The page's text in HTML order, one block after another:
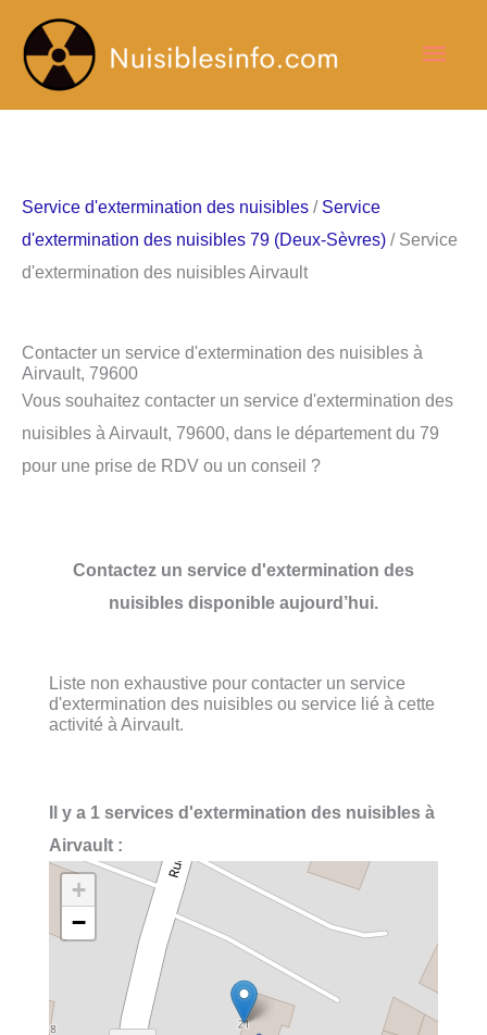
contenu
Service d'extermination des nuisibles / Service
d'extermination des nuisibles 79 (Deux-Sèvres) / Service
d'extermination des nuisibles Airvault
Contacter un service d'extermination des nuisibles à
Airvault, 79600
Vous souhaitez contacter un service d'extermination des
nuisibles à Airvault, 79600, dans le département du 79
pour une prise de RDV ou un conseil ?
Contactez un service d'extermination des
nuisibles disponible aujourd’hui.
Liste non exhaustive pour contacter un service
d'extermination des nuisibles ou service lié à cette
activité à Airvault.
Il y a 1 services d'extermination des nuisibles à
Airvault :
+
−